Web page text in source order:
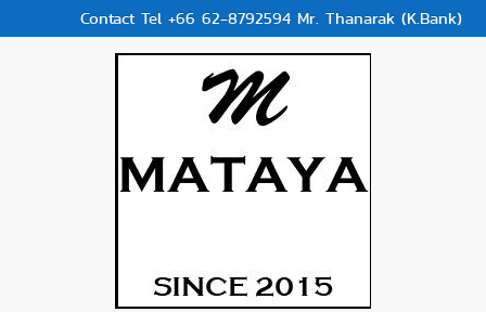
Contact Tel +66 62-8792594 Mr. Thanarak (K.Bank)